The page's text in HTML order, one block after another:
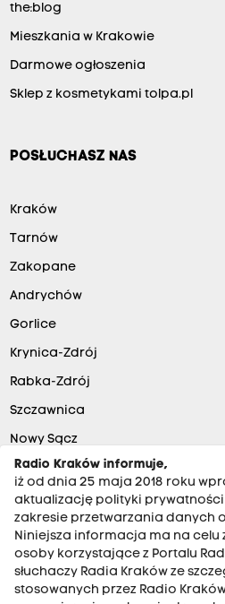
the:blog
Mieszkania w Krakowie
Darmowe ogłoszenia
Sklep z kosmetykami tolpa.pl
POSŁUCHASZ NAS
Kraków
Tarnów
Zakopane
Andrychów
Gorlice
Krynica-Zdrój
Rabka-Zdrój
Szczawnica
Nowy Sącz
Radio Kraków informuje,
iż od dnia 25 maja 2018 roku
aktualizację polityki prywatności
zakresie przetwarzania danych
Niniejsza informacja ma na celu
osoby korzystające z Portalu
słuchaczy Radia Kraków ze
stosowanych przez Radio